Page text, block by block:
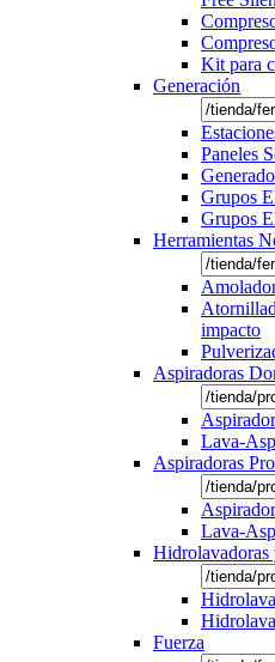
Kit para
Generación
Paneles
Grupos
Grupos
Herramientas
impacto
Aspiradoras
Lava-
Aspiradoras
Lava-
Hidrolavadoras
Fuerza